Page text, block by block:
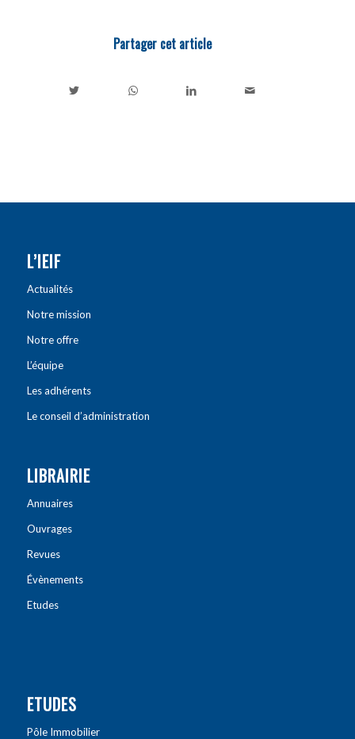
Partager cet article
L’IEIF
Actualités
Notre mission
Notre offre
L’équipe
Les adhérents
Le conseil d’administration
LIBRAIRIE
Annuaires
Ouvrages
Revues
Évènements
Etudes
ETUDES
Pôle Immobilier